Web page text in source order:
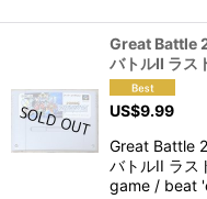
Great Battle
バトルII ラス
US$9.99
Great Battle
バトルII ラス
game / beat